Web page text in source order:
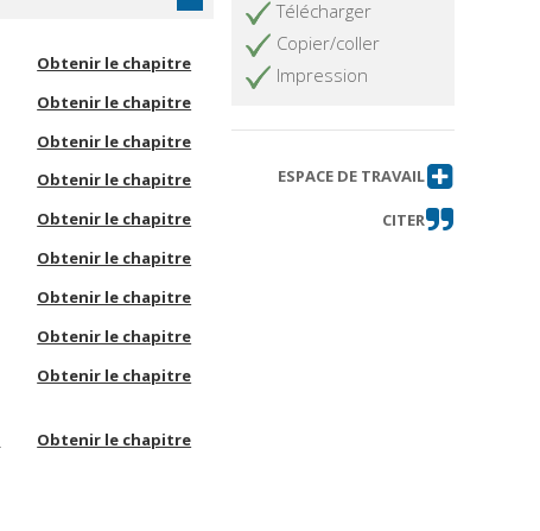
Obtenir le chapitre
Obtenir le chapitre
Obtenir le chapitre
Obtenir le chapitre
Obtenir le chapitre
Obtenir le chapitre
Obtenir le chapitre
Obtenir le chapitre
Obtenir le chapitre
Obtenir le chapitre
Télécharger
Copier/coller
Impression
ESPACE DE TRAVAIL
CITER